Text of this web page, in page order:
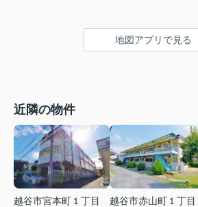
地図アプリで見る
近隣の物件
越谷市宮本町１丁目
越谷市赤山町１丁目